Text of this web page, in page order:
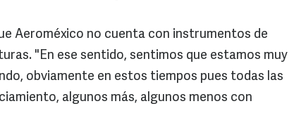
Aeroméxico no cuenta con instrumentos de
"En ese sentido, sentimos que estamos muy
obviamente en estos tiempos pues todas las
algunos más, algunos menos con